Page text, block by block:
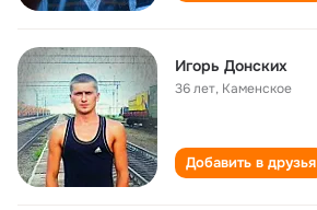
Игорь Донских
36 лет, Каменское
Добавить в друзья